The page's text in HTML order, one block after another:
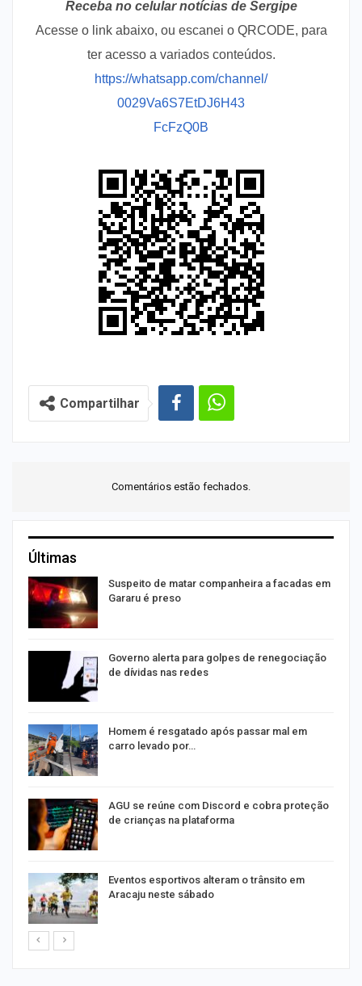
Receba no celular notícias de Sergipe
Acesse o link abaixo, ou escanei o QRCODE, para
ter acesso a variados conteúdos.
https://whatsapp.com/channel/
0029Va6S7EtDJ6H43
FcFzQ0B
Compartilhar
Comentários estão fechados.
Últimas
Suspeito de matar companheira a facadas em
Gararu é preso
Governo alerta para golpes de renegociação
de dívidas nas redes
Homem é resgatado após passar mal em
carro levado por…
AGU se reúne com Discord e cobra proteção
de crianças na plataforma
Eventos esportivos alteram o trânsito em
Aracaju neste sábado